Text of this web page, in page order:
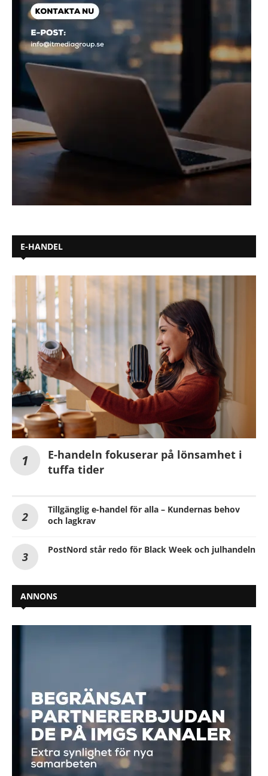
E-HANDEL
E-handeln fokuserar på lönsamhet i
tuffa tider
Tillgänglig e-handel för alla – Kundernas behov
och lagkrav
PostNord står redo för Black Week och julhandeln
ANNONS